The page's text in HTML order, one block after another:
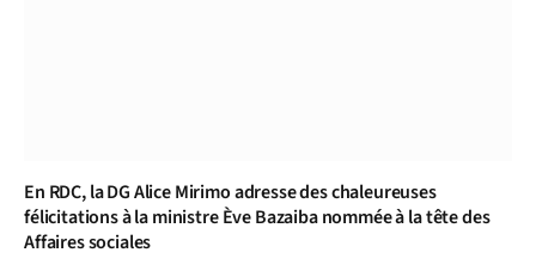
En RDC, la DG Alice Mirimo adresse des chaleureuses
félicitations à la ministre Ève Bazaiba nommée à la tête des
Affaires sociales